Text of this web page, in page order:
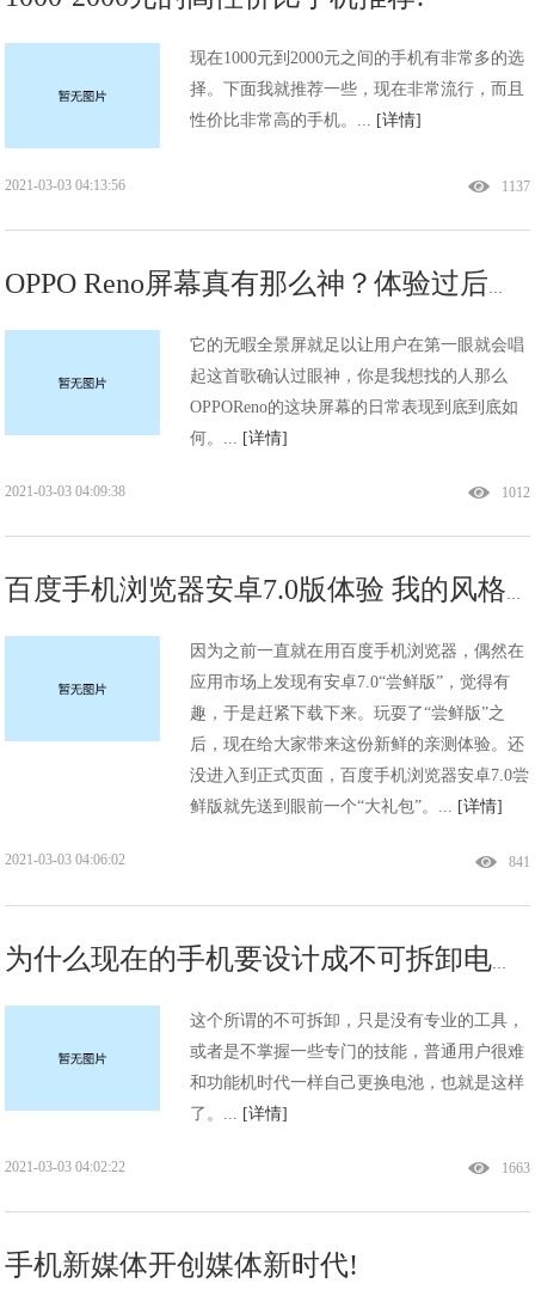
现在1000元到2000元之间的手机有非常多的选
择。下面我就推荐一些，现在非常流行，而且
性价比非常高的手机。...
[详情]
1137
2021-03-03 04:13:56
OPPO Reno屏幕真有那么神？体验过后：冲着这个屏幕买已经值了!
它的无暇全景屏就足以让用户在第一眼就会唱
起这首歌确认过眼神，你是我想找的人那么
OPPOReno的这块屏幕的日常表现到底到底如
何。... [详情]
1012
2021-03-03 04:09:38
百度手机浏览器安卓7.0版体验 我的风格我做主!
因为之前一直就在用百度手机浏览器，偶然在
应用市场上发现有安卓7.0“尝鲜版”，觉得有
趣，于是赶紧下载下来。玩耍了“尝鲜版”之
后，现在给大家带来这份新鲜的亲测体验。还
没进入到正式页面，百度手机浏览器安卓7.0尝
鲜版就先送到眼前一个“大礼包”。... [详情]
841
2021-03-03 04:06:02
这个所谓的不可拆卸，只是没有专业的工具，
或者是不掌握一些专门的技能，普通用户很难
和功能机时代一样自己更换电池，也就是这样
了。... [详情]
1663
2021-03-03 04:02:22
手机新媒体开创媒体新时代!